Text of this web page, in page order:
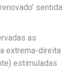
sentida
as
extrema-direita
estimuladas